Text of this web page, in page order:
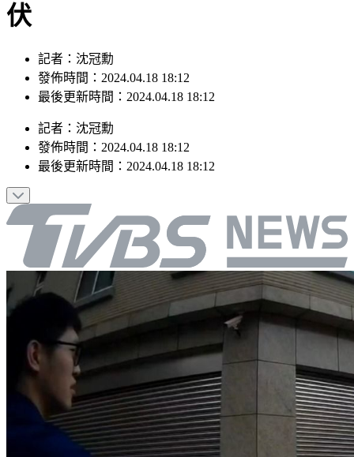
伏
記者：沈冠勳
發佈時間：2024.04.18 18:12
最後更新時間：2024.04.18 18:12
記者 ： 沈冠勳
發佈時間： 2024.04.18 18:12
最後更新時間： 2024.04.18 18:12